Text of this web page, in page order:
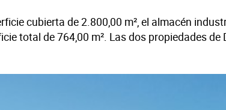
cubierta de 2.800,00 m², el almacén
total de 764,00 m². Las dos propiedades